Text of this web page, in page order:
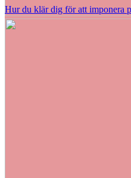
Hur du klär dig för att imponera